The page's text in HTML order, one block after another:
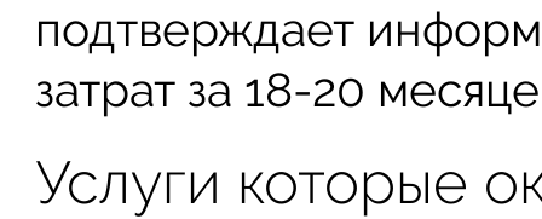
подтверждает
затрат за 18-20
Услуги которые